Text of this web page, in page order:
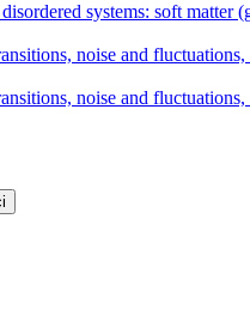
systems: soft
noise and
noise and